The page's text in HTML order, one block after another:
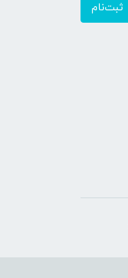
ثبت‌نام